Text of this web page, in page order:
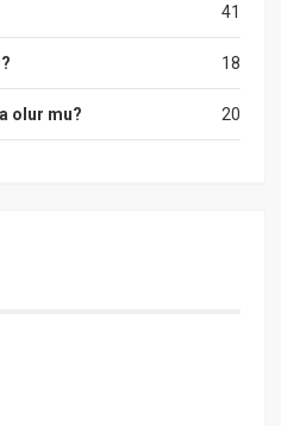
41
18
20
olur mu?